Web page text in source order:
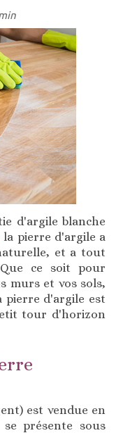
d'argile blanche
la pierre d'argile a
et a tout
ce soit pour
murs et vos sols,
pierre d'argile est
tour d'horizon
est vendue en
présente sous